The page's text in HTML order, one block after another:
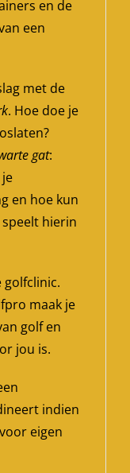
en de
een
met de
. Hoe doe je
gat:
en hoe kun
hierin
golfclinic.
maak je
golf en
jou is.
indien
eigen